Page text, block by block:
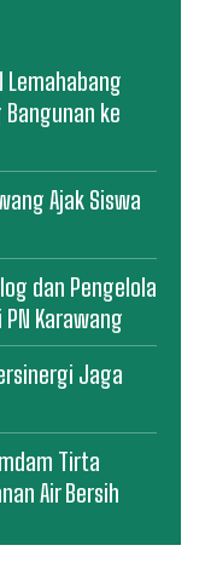
Lemahabang
Bangunan ke
Ajak Siswa
dan Pengelola
Karawang
Jaga
Tirta
Air Bersih